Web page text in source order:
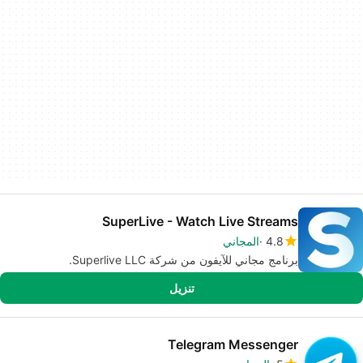
SuperLive - Watch Live Streams
4.8 المجاني
برنامج مجاني للآيفون من شركة Superlive LLC.
تنزيل
Telegram Messenger